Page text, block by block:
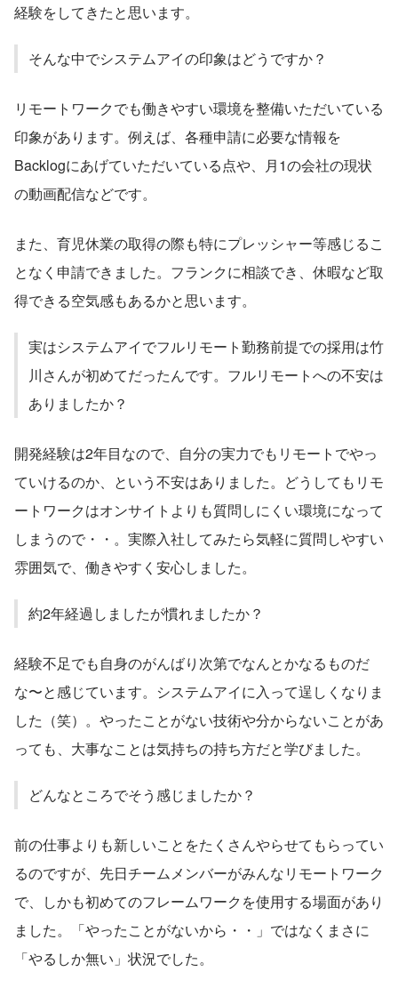
経験をしてきたと思います。
そんな中でシステムアイの印象はどうですか？
リモートワークでも働きやすい環境を整備いただいている
印象があります。例えば、各種申請に必要な情報を
Backlogにあげていただいている点や、月1の会社の現状
の動画配信などです。
また、育児休業の取得の際も特にプレッシャー等感じるこ
となく申請できました。フランクに相談でき、休暇など取
得できる空気感もあるかと思います。
実はシステムアイでフルリモート勤務前提での採用は竹
川さんが初めてだったんです。フルリモートへの不安は
ありましたか？
開発経験は2年目なので、自分の実力でもリモートでやっ
ていけるのか、という不安はありました。どうしてもリモ
ートワークはオンサイトよりも質問しにくい環境になって
しまうので・・。実際入社してみたら気軽に質問しやすい
雰囲気で、働きやすく安心しました。
約2年経過しましたが慣れましたか？
経験不足でも自身のがんばり次第でなんとかなるものだ
な〜と感じています。システムアイに入って逞しくなりま
した（笑）。やったことがない技術や分からないことがあ
っても、大事なことは気持ちの持ち方だと学びました。
どんなところでそう感じましたか？
前の仕事よりも新しいことをたくさんやらせてもらってい
るのですが、先日チームメンバーがみんなリモートワーク
で、しかも初めてのフレームワークを使用する場面があり
ました。「やったことがないから・・」ではなくまさに
「やるしか無い」状況でした。